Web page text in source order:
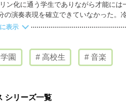
化に通う学生でありながら才能には
演奏表現を確立できていなかった。
魂に響く、灼熱のヒューマン・シン
表示
学園 高校生 音楽
シリーズ一覧